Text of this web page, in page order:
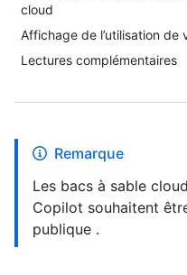
cloud
Affichage de l’utilisation
Lectures complémentaires
Remarque
Les bacs à sable
Copilot souhaitent
publique .